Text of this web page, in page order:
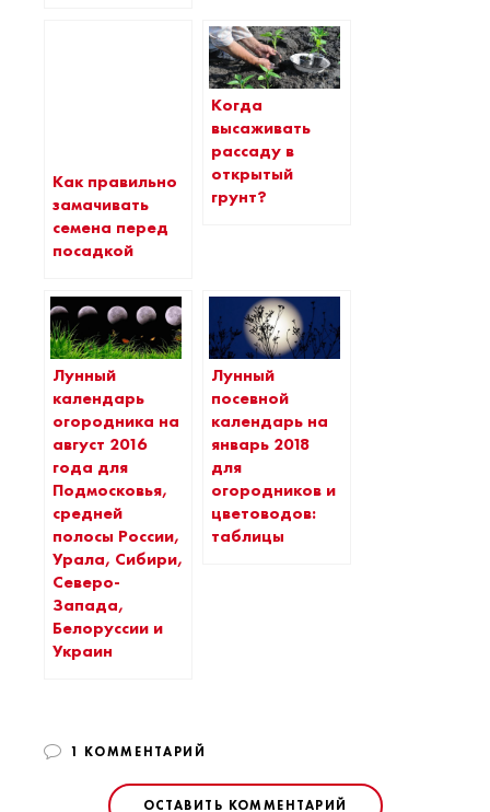
Как правильно
замачивать
семена перед
посадкой
Когда
высаживать
рассаду в
открытый
грунт?
Лунный
календарь
огородника на
август 2016
года для
Подмосковья,
средней
полосы России,
Урала, Сибири,
Северо-
Запада,
Белоруссии и
Украин
Лунный
посевной
календарь на
январь 2018
для
огородников и
цветоводов:
таблицы
1 КОММЕНТАРИЙ
ОСТАВИТЬ КОММЕНТАРИЙ